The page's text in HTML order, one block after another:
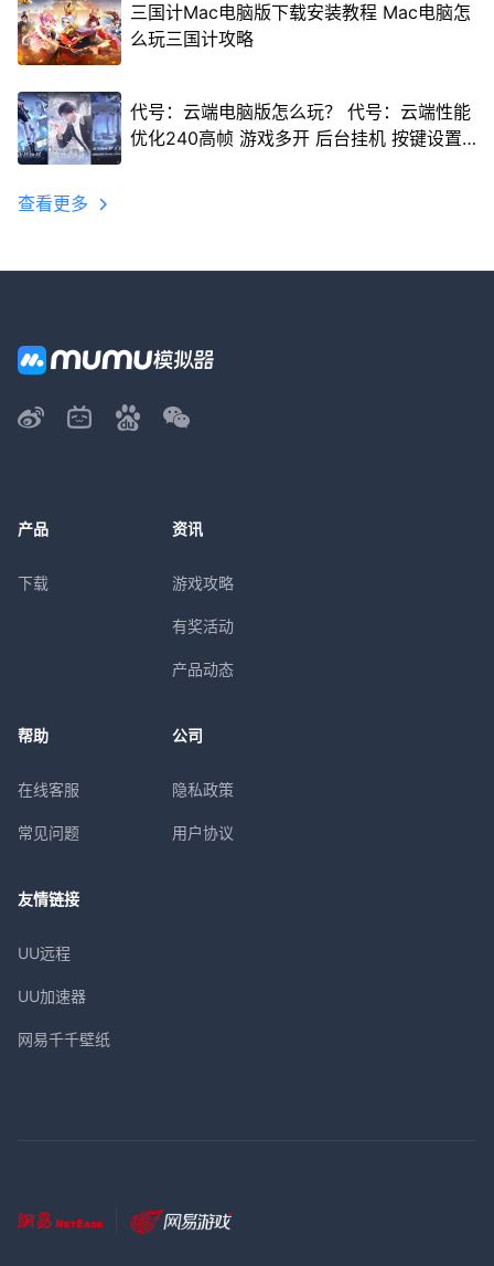
三国计Mac电脑版下载安装教程 Mac电脑怎
么玩三国计攻略
代号：云端电脑版怎么玩？ 代号：云端性能
优化240高帧 游戏多开 后台挂机 按键设置
查看更多
产品
下载
资讯
游戏攻略
有奖活动
产品动态
帮助
在线客服
常见问题
公司
隐私政策
用户协议
友情链接
UU远程
UU加速器
网易千千壁纸